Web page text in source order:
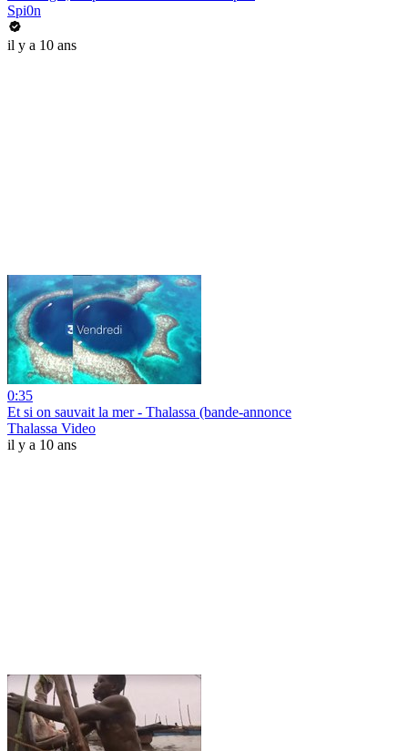
Spi0n
il y a 10 ans
0:35
Et si on sauvait la mer - Thalassa (bande-annonce
Thalassa Video
il y a 10 ans